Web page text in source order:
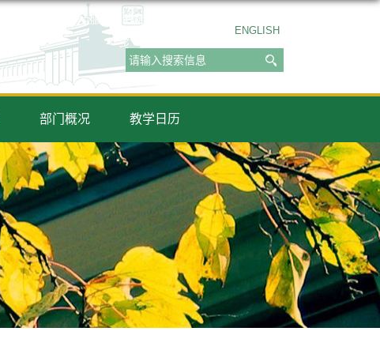
ENGLISH
部门概况 教学日历